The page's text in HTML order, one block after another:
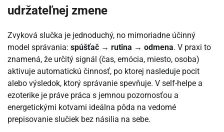
udržateľnej zmene
Zvyková slučka je jednoduchý, no mimoriadne účinný
model správania: spúšťač → rutina → odmena. V praxi to
znamená, že určitý signál (čas, emócia, miesto, osoba)
aktivuje automatickú činnosť, po ktorej nasleduje pocit
alebo výsledok, ktorý správanie spevňuje. V self-helpe a
ezoterike je práve práca s jemnou pozornosťou a
energetickými kotvami ideálna pôda na vedomé
prepisovanie slučiek bez násilia na sebe.